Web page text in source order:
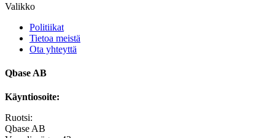
Valikko
Politiikat
Tietoa meistä
Ota yhteyttä
Qbase AB
Käyntiosoite:
Ruotsi:
Qbase AB